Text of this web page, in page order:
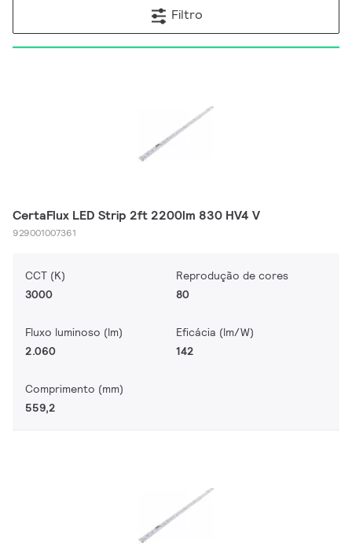
Filtro
CertaFlux LED Strip 2ft 2200lm 830 HV4 V
929001007361
CCT (K)
3000
Reprodução de cores
80
Fluxo luminoso (lm)
2.060
Eficácia (lm/W)
142
Comprimento (mm)
559,2